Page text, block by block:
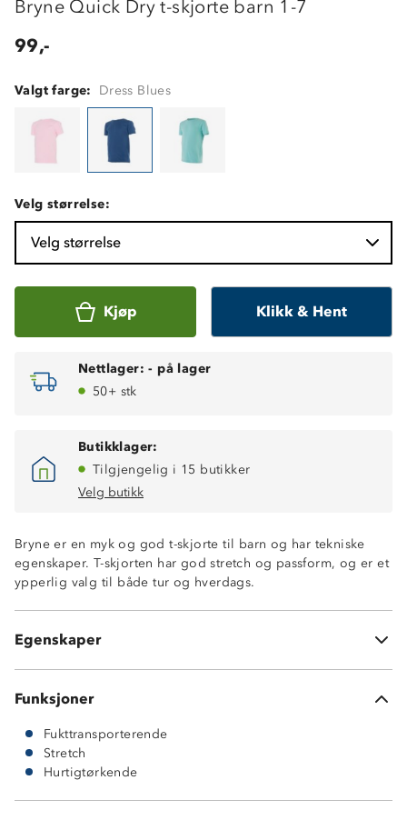
Bryne Quick Dry t-skjorte barn 1-7
99,-
Valgt farge: Dress Blues
Velg størrelse:
Velg størrelse
Kjøp Klikk & Hent
Nettlager: - på lager
50+ stk
Butikklager:
Tilgjengelig i 15 butikker
Velg butikk
Bryne er en myk og god t-skjorte til barn og har tekniske
egenskaper. T-skjorten har god stretch og passform, og er et
ypperlig valg til både tur og hverdags.
Egenskaper
Hurtigtørkende
Fukttransporterende
Svært god stretch
92 % polyester og 8 % elastan
Funksjoner
Fukttransporterende
Stretch
Hurtigtørkende